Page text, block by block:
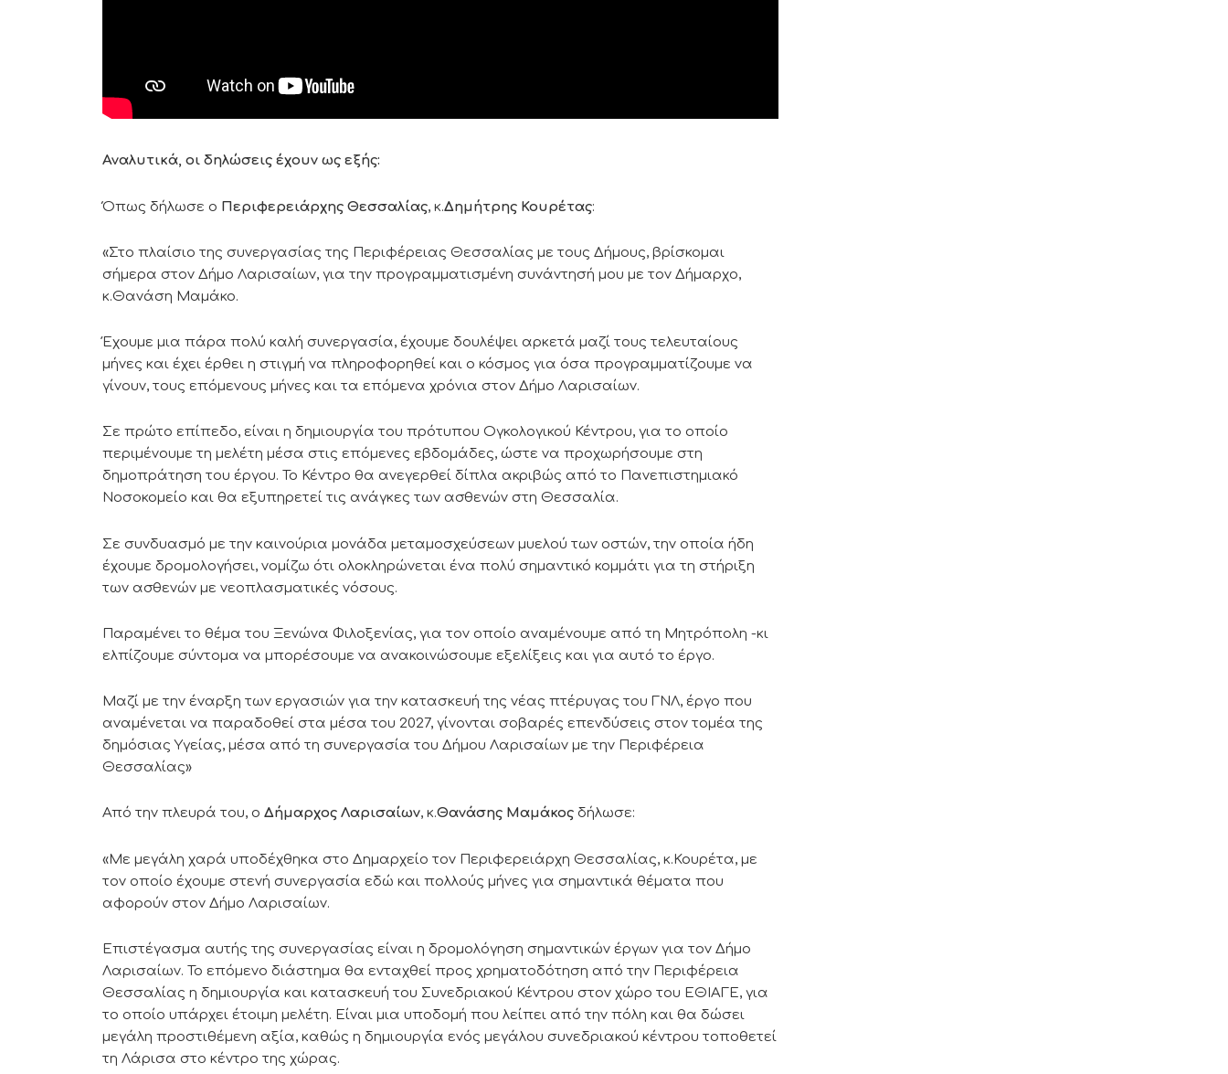
Αναλυτικά, οι δηλώσεις έχουν ως εξής:
Όπως δήλωσε ο Περιφερειάρχης Θεσσαλίας, κ.Δημήτρης Κουρέτας:
«Στο πλαίσιο της συνεργασίας της Περιφέρειας Θεσσαλίας με τους Δήμους, βρίσκομαι
σήμερα στον Δήμο Λαρισαίων, για την προγραμματισμένη συνάντησή μου με τον Δήμαρχο,
κ.Θανάση Μαμάκο.
Έχουμε μια πάρα πολύ καλή συνεργασία, έχουμε δουλέψει αρκετά μαζί τους τελευταίους
μήνες και έχει έρθει η στιγμή να πληροφορηθεί και ο κόσμος για όσα προγραμματίζουμε να
γίνουν, τους επόμενους μήνες και τα επόμενα χρόνια στον Δήμο Λαρισαίων.
Σε πρώτο επίπεδο, είναι η δημιουργία του πρότυπου Ογκολογικού Κέντρου, για το οποίο
περιμένουμε τη μελέτη μέσα στις επόμενες εβδομάδες, ώστε να προχωρήσουμε στη
δημοπράτηση του έργου. Το Κέντρο θα ανεγερθεί δίπλα ακριβώς από το Πανεπιστημιακό
Νοσοκομείο και θα εξυπηρετεί τις ανάγκες των ασθενών στη Θεσσαλία.
Σε συνδυασμό με την καινούρια μονάδα μεταμοσχεύσεων μυελού των οστών, την οποία ήδη
έχουμε δρομολογήσει, νομίζω ότι ολοκληρώνεται ένα πολύ σημαντικό κομμάτι για τη στήριξη
των ασθενών με νεοπλασματικές νόσους.
Παραμένει το θέμα του Ξενώνα Φιλοξενίας, για τον οποίο αναμένουμε από τη Μητρόπολη -κι
ελπίζουμε σύντομα να μπορέσουμε να ανακοινώσουμε εξελίξεις και για αυτό το έργο.
Μαζί με την έναρξη των εργασιών για την κατασκευή της νέας πτέρυγας του ΓΝΛ, έργο που
αναμένεται να παραδοθεί στα μέσα του 2027, γίνονται σοβαρές επενδύσεις στον τομέα της
δημόσιας Υγείας, μέσα από τη συνεργασία του Δήμου Λαρισαίων με την Περιφέρεια
Θεσσαλίας»
Από την πλευρά του, ο Δήμαρχος Λαρισαίων, κ.Θανάσης Μαμάκος δήλωσε:
«Με μεγάλη χαρά υποδέχθηκα στο Δημαρχείο τον Περιφερειάρχη Θεσσαλίας, κ.Κουρέτα, με
τον οποίο έχουμε στενή συνεργασία εδώ και πολλούς μήνες για σημαντικά θέματα που
αφορούν στον Δήμο Λαρισαίων.
Επιστέγασμα αυτής της συνεργασίας είναι η δρομολόγηση σημαντικών έργων για τον Δήμο
Λαρισαίων. Το επόμενο διάστημα θα ενταχθεί προς χρηματοδότηση από την Περιφέρεια
Θεσσαλίας η δημιουργία και κατασκευή του Συνεδριακού Κέντρου στον χώρο του ΕΘΙΑΓΕ, για
το οποίο υπάρχει έτοιμη μελέτη. Είναι μια υποδομή που λείπει από την πόλη και θα δώσει
μεγάλη προστιθέμενη αξία, καθώς η δημιουργία ενός μεγάλου συνεδριακού κέντρου τοποθετεί
τη Λάρισα στο κέντρο της χώρας.